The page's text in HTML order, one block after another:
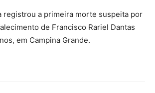
registrou a primeira morte suspeita por
de Francisco Rariel Dantas
em Campina Grande.